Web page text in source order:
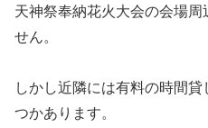
天神祭奉納花火大会の会場
せん。
しかし近隣には有料の時間貸
つかあります。